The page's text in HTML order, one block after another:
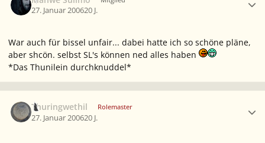
27. Januar 200620 J.
War auch für bissel unfair... dabei hatte ich so schöne pläne,
aber shcön. selbst SL's können ned alles haben
*Das Thunilein durchknuddel*
Thuringwethil Rolemaster
27. Januar 200620 J.